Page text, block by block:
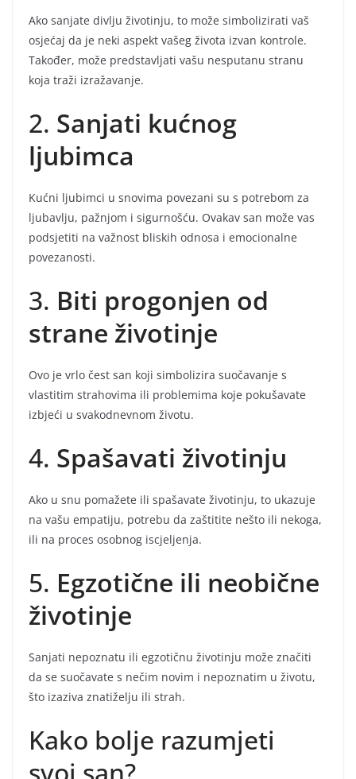
Ako sanjate divlju životinju, to može simbolizirati vaš
osjećaj da je neki aspekt vašeg života izvan kontrole.
Također, može predstavljati vašu nesputanu stranu
koja traži izražavanje.
2. Sanjati kućnog
ljubimca
Kućni ljubimci u snovima povezani su s potrebom za
ljubavlju, pažnjom i sigurnošću. Ovakav san može vas
podsjetiti na važnost bliskih odnosa i emocionalne
povezanosti.
3. Biti progonjen od
strane životinje
Ovo je vrlo čest san koji simbolizira suočavanje s
vlastitim strahovima ili problemima koje pokušavate
izbjeći u svakodnevnom životu.
4. Spašavati životinju
Ako u snu pomažete ili spašavate životinju, to ukazuje
na vašu empatiju, potrebu da zaštitite nešto ili nekoga,
ili na proces osobnog iscjeljenja.
5. Egzotične ili neobične
životinje
Sanjati nepoznatu ili egzotičnu životinju može značiti
da se suočavate s nečim novim i nepoznatim u životu,
što izaziva znatiželju ili strah.
Kako bolje razumjeti
svoj san?